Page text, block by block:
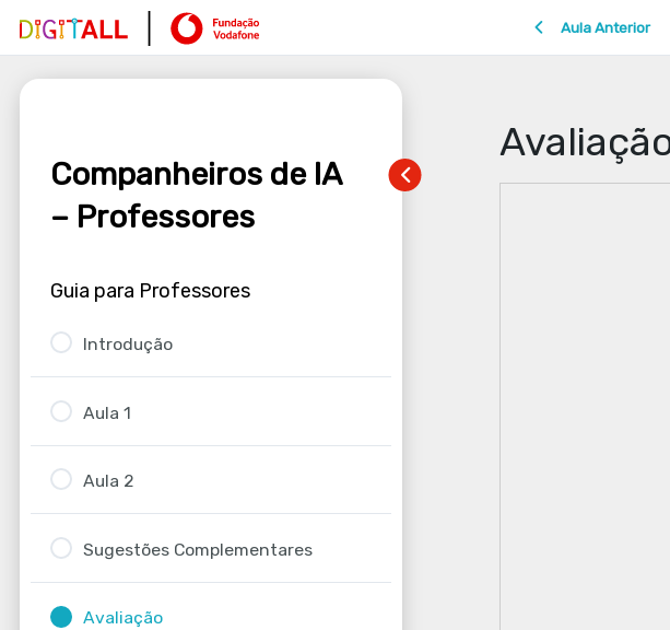
Companheiros de IA
– Professores
Guia para Professores
Introdução
Aula 1
Aula 2
Sugestões Complementares
Avaliação
Aula Anterior